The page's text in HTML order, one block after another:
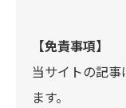
【免責事項】
当サイトの記
ます。